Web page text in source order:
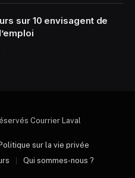
sur 10 envisagent de
Courrier Laval
sur la vie privée
Qui sommes-nous ?